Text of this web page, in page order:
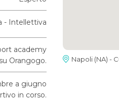
- Intellettiva
academy
su Orangogo.
a giugno
in corso.
Napoli (NA) -